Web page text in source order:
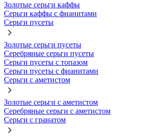
Золотые серьги каффы
Серьги каффы с фианитами
Серьги пусеты
Золотые серьги пусеты
Серебряные серьги пусеты
Серьги пусеты с топазом
Серьги пусеты с фианитами
Серьги с аметистом
Золотые серьги с аметистом
Серебряные серьги с аметистом
Серьги с гранатом